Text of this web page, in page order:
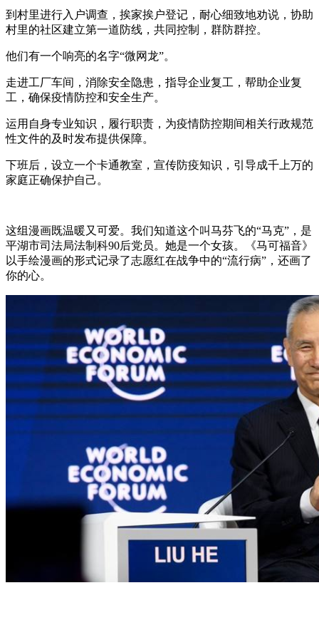
到村里进行入户调查，挨家挨户登记，耐心细致地劝说，协助
村里的社区建立第一道防线，共同控制，群防群控。
他们有一个响亮的名字“微网龙”。
走进工厂车间，消除安全隐患，指导企业复工，帮助企业复
工，确保疫情防控和安全生产。
运用自身专业知识，履行职责，为疫情防控期间相关行政规范
性文件的及时发布提供保障。
下班后，设立一个卡通教室，宣传防疫知识，引导成千上万的
家庭正确保护自己。
这组漫画既温暖又可爱。我们知道这个叫马芬飞的“马克”，是
平湖市司法局法制科90后党员。她是一个女孩。《马可福音》
以手绘漫画的形式记录了志愿红在战争中的“流行病”，还画了
你的心。